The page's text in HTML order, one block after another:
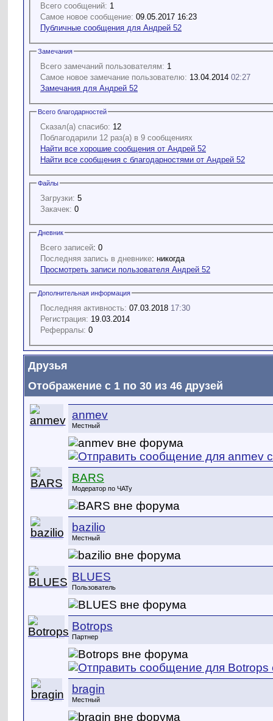
Всего сообщений: 1
Самое новое сообщение: 09.05.2017 16:23
Публичные сообщения для Андрей 52
Замечания
Всего замечаний пользователям: 1
Самое новое замечание пользователю: 13.04.2014 02:27
Замечания для Андрей 52
Всего благодарностей
Сказал(а) спасибо: 12
Поблагодарили 12 раз(а) в 9 сообщениях
Найти все хорошие сообщения от Андрей 52
Найти все сообщения с благодарностями от Андрей 52
Файлы
Загрузки: 5
Закачек: 0
Дневник
Всего записей: 0
Последняя запись в дневнике : никогда
Просмотреть записи пользователя Андрей 52
Дополнительная информация
Последняя активность: 07.03.2018 17:30
Регистрация: 19.03.2014
Реферралы: 0
Друзья
Отображение с 1 по 30 из 46 друзей
anmev
Местный
BARS
Модератор по ЧАТу
bazilio
Местный
BLUES
Пользователь
Botrops
Партнер
bragin
Местный